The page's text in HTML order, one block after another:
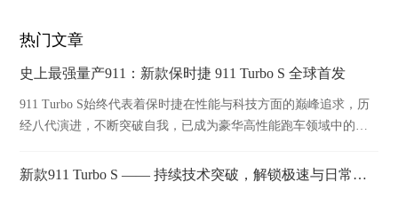
热门文章
史上最强量产911：新款保时捷 911 Turbo S 全球首发
911 Turbo S始终代表着保时捷在性能与科技方面的巅峰追求，历
经八代演进，不断突破自我，已成为豪华高性能跑车领域中的传
新款911 Turbo S —— 持续技术突破，解锁极速与日常的边界